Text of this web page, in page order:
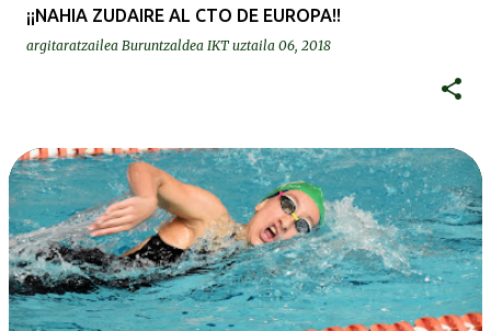
¡¡NAHIA ZUDAIRE AL CTO DE EUROPA!!
argitaratzailea Buruntzaldea IKT uztaila 06, 2018